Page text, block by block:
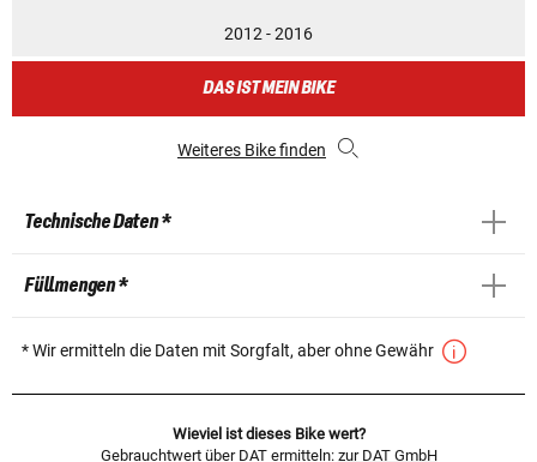
2012 - 2016
DAS IST MEIN BIKE
Weiteres Bike finden
Technische Daten *
Füllmengen *
* Wir ermitteln die Daten mit Sorgfalt, aber ohne Gewähr
Wieviel ist dieses Bike wert?
Gebrauchtwert über DAT ermitteln: zur DAT GmbH